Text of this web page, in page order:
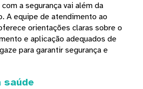
a segurança vai além da
A equipe de atendimento ao
orientações claras sobre o
e aplicação adequados de
para garantir segurança e
saúde